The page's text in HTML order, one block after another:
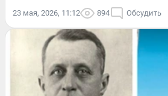
23 мая, 2026, 11:12 894 Обсудить